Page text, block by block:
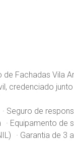
Fachadas Vila
credenciado
Seguro de
Equipamento de
· Garantia de 3